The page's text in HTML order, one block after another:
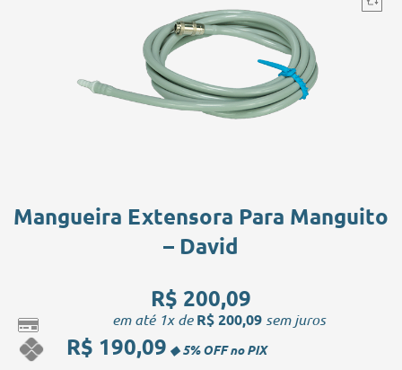
Mangueira Extensora Para Manguito
– David
R$ 200,09
em até 1x deR$200,09 sem juros
R$ 190,09